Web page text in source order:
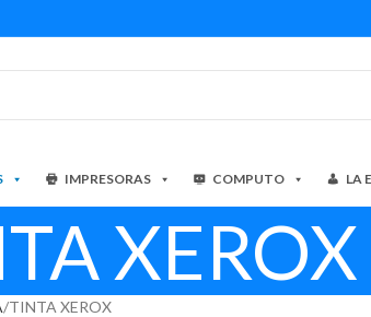
IMPRESORAS COMPUTO LA
XEROX
TINTA XEROX